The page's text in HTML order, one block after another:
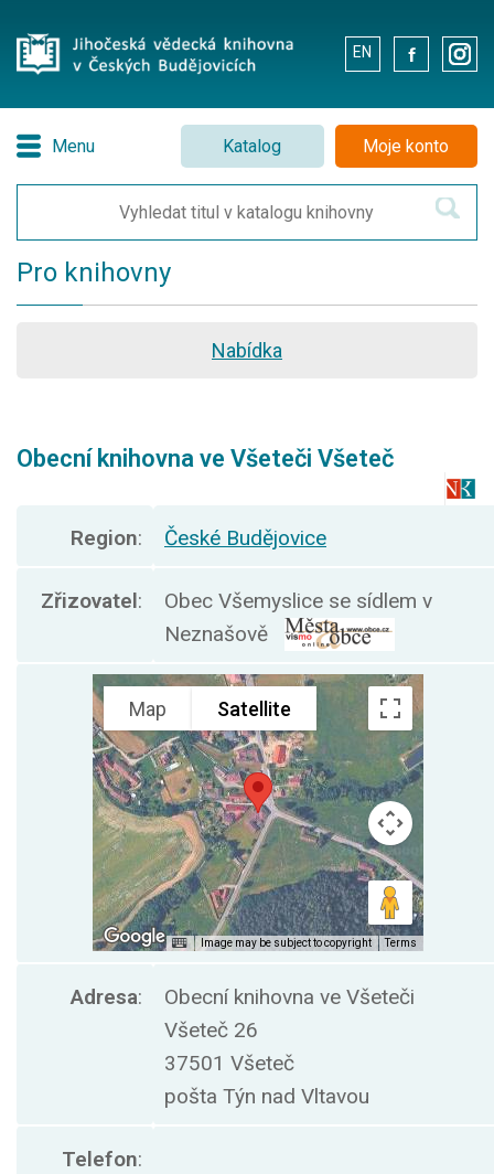
EN . .
Menu Katalog Moje konto
Pro knihovny
Nabídka
Obecní knihovna ve Všeteči Všeteč
Region: České Budějovice
Zřizovatel:
Obec Všemyslice se sídlem v
Neznašově
Adresa:
Obecní knihovna ve Všeteči
Všeteč 26
37501 Všeteč
pošta Týn nad Vltavou
Telefon: